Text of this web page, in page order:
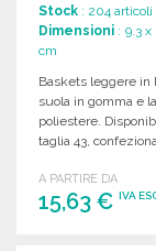
Stock : 204 articoli
Dimensioni : 9.3 x
cm
Baskets leggere in
suola in gomma e
poliestere.
taglia 43,
A PARTIRE DA
15,63 € IVA